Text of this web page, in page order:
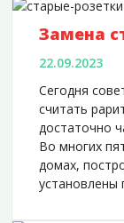
Замена
22.09.2023
Сегодня
считать
достаточно
Во многих
домах,
установлены